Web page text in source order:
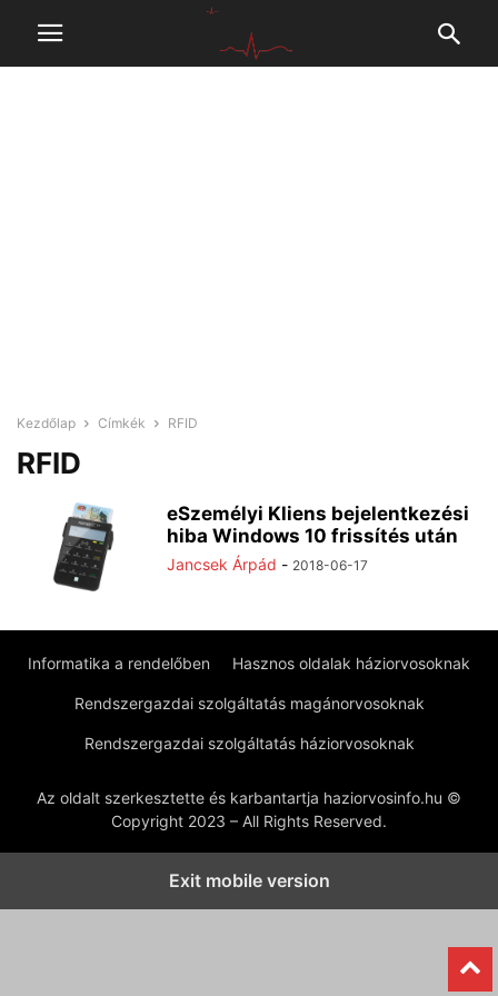
Kezdőlap Címkék RFID
RFID
eSzemélyi Kliens bejelentkezési
hiba Windows 10 frissítés után
Jancsek Árpád - 2018-06-17
Informatika a rendelőben Hasznos oldalak háziorvosoknak
Rendszergazdai szolgáltatás magánorvosoknak
Rendszergazdai szolgáltatás háziorvosoknak
Az oldalt szerkesztette és karbantartja haziorvosinfo.hu ©
Copyright 2023 – All Rights Reserved.
Exit mobile version